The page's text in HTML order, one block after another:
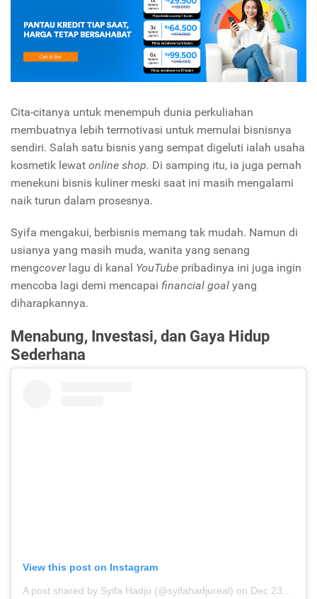
Cita-citanya untuk menempuh dunia perkuliahan
membuatnya lebih termotivasi untuk memulai bisnisnya
sendiri. Salah satu bisnis yang sempat digeluti ialah usaha
kosmetik lewat online shop. Di samping itu, ia juga pernah
menekuni bisnis kuliner meski saat ini masih mengalami
naik turun dalam prosesnya.
Syifa mengakui, berbisnis memang tak mudah. Namun di
usianya yang masih muda, wanita yang senang
mengcoverlagu di kanal YouTube pribadinya ini juga ingin
mencoba lagi demi mencapai financial goal yang
diharapkannya.
Menabung, Investasi, dan Gaya Hidup
Sederhana
View this post on Instagram
A post shared by Syifa Hadju (@syifahadjureal) on Dec 23, 2019 at 1:21am PST